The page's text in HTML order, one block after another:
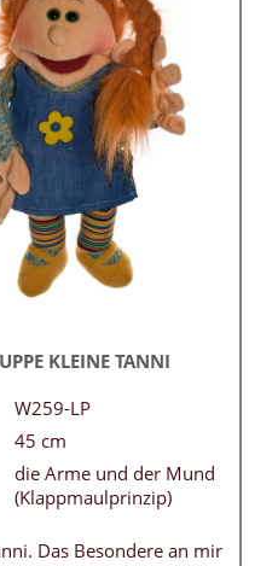
KLEINE TANNI
W259-LP
45 cm
die Arme und der Mund
(Klappmaulprinzip)
Das Besondere an mir